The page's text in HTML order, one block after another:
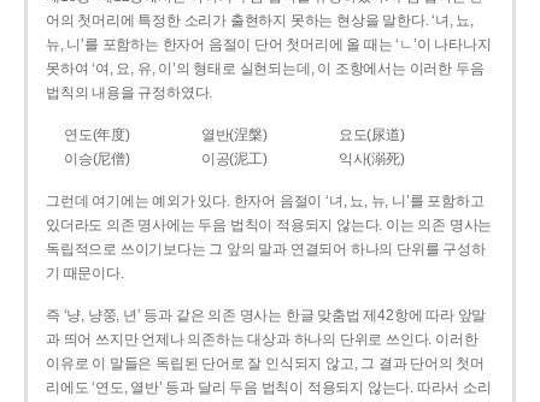
어의 첫머리에 특정한 소리가 출현하지 못하는 현상을 말한다. ‘녀, 뇨,
뉴, 니’를 포함하는 한자어 음절이 단어 첫머리에 올 때는 ‘ㄴ’이 나타나지
못하여 ‘여, 요, 유, 이’의 형태로 실현되는데, 이 조항에서는 이러한 두음
법칙의 내용을 규정하였다.
연도(年度) 열반(涅槃)
요도(尿道)
이승(尼僧)
이공(泥工) 익사(溺死)
그런데 여기에는 예외가 있다. 한자어 음절이 ‘녀, 뇨, 뉴, 니’를 포함하고
있더라도 의존 명사에는 두음 법칙이 적용되지 않는다. 이는 의존 명사는
독립적으로 쓰이기보다는 그 앞의 말과 연결되어 하나의 단위를 구성하
기 때문이다.
즉 ‘냥, 냥쭝, 년’ 등과 같은 의존 명사는 한글 맞춤법 제42항에 따라 앞말
과 띄어 쓰지만 언제나 의존하는 대상과 하나의 단위로 쓰인다. 이러한
이유로 이 말들은 독립된 단어로 잘 인식되지 않고, 그 결과 단어의 첫머
리에도 ‘연도, 열반’ 등과 달리 두음 법칙이 적용되지 않는다. 따라서 소리